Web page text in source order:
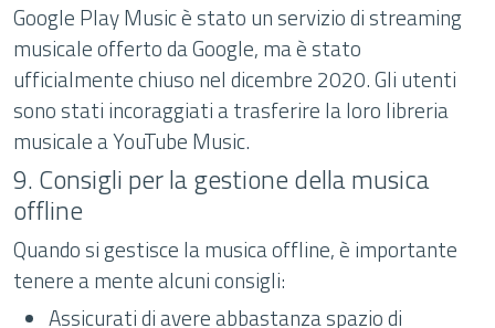
Google Play Music è stato un servizio di streaming
musicale offerto da Google, ma è stato
ufficialmente chiuso nel dicembre 2020. Gli utenti
sono stati incoraggiati a trasferire la loro libreria
musicale a YouTube Music.
9. Consigli per la gestione della musica
offline
Quando si gestisce la musica offline, è importante
tenere a mente alcuni consigli:
Assicurati di avere abbastanza spazio di